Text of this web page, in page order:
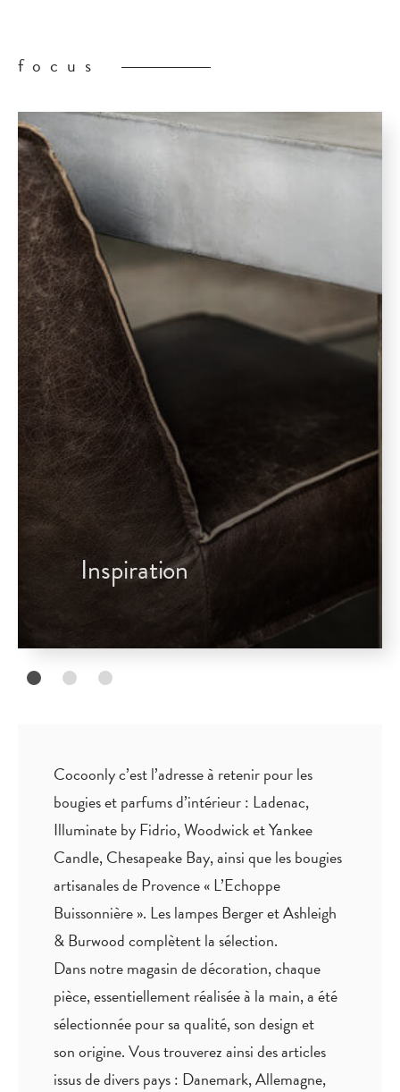
focus
Inspiration
Cocoonly c’est l’adresse à retenir pour les
bougies et parfums d’intérieur : Ladenac,
Illuminate by Fidrio, Woodwick et Yankee
Candle, Chesapeake Bay, ainsi que les bougies
artisanales de Provence « L’Echoppe
Buissonnière ». Les lampes Berger et Ashleigh
& Burwood complètent la sélection.
Dans notre magasin de décoration, chaque
pièce,essentiellement réalisée à la main, a été
sélectionnée pour sa qualité, son design et
son origine. Vous trouverez ainsi des articles
issus de divers pays : Danemark, Allemagne,